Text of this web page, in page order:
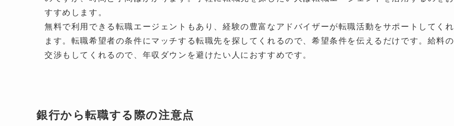
すすめします。
無料で利用できる転職エージェントもあり、経験の豊富なアドバイザーが転職活動をサポートしてくれ
ます。転職希望者の条件にマッチする転職先を探してくれるので、希望条件を伝えるだけです。給料の
交渉もしてくれるので、年収ダウンを避けたい人におすすめです。
銀行から転職する際の注意点